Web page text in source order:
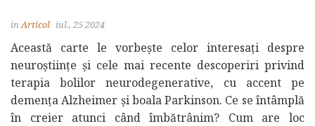
inArticol iul., 25 2024
Această carte le vorbește celor interesați despre
neuroștiințe și cele mai recente descoperiri privind
terapia bolilor neurodegenerative, cu accent pe
demența Alzheimer și boala Parkinson. Ce se întâmplă
în creier atunci când îmbătrânim? Cum are loc